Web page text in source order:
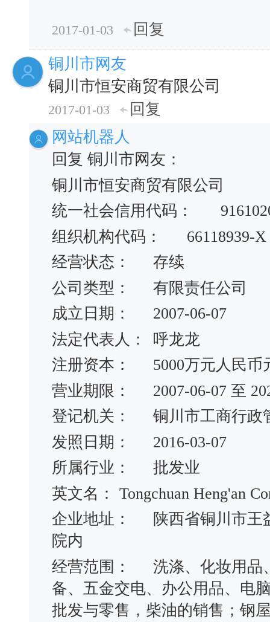
2017-01-03
回复
铜川市网友
铜川市恒安商贸有限公司
2017-01-03
回复
网站机器人
回复 铜川市网友：
铜川市恒安商贸有限公司
统一社会信用代码：
组织机构代码：
66118939-X
经营状态：
存续
公司类型：
有限责任公司
成立日期：
2007-06-07
法定代表人：
呼龙龙
注册资本：
5000万元人民币
营业期限：
2007-06-07 至
登记机关：
铜川市工商行政
发照日期：
2016-03-07
所属行业：
批发业
英文名：
Tongchuan Heng'an
企业地址：
陕西省铜川市王
院内
经营范围：
洗涤、化妆用品
备、五金交电、办公用品、电
批发与零售，柴油的销售；钢